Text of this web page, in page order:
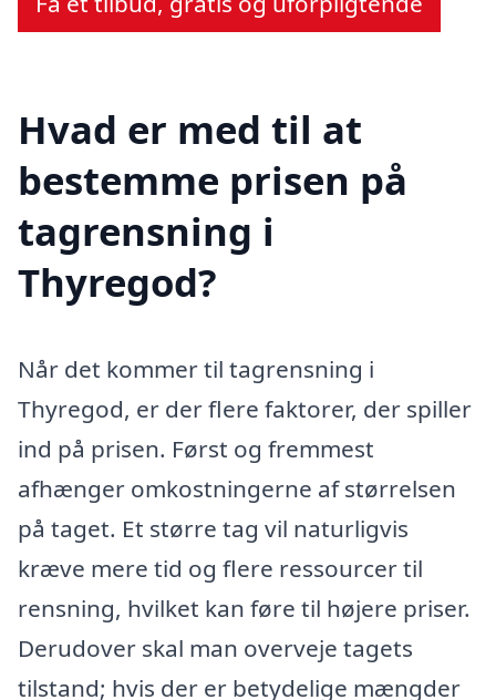
Hvad er med til at
bestemme prisen på
tagrensning i
Thyregod?
Når det kommer til tagrensning i
Thyregod, er der flere faktorer, der spiller
ind på prisen. Først og fremmest
afhænger omkostningerne af størrelsen
på taget. Et større tag vil naturligvis
kræve mere tid og flere ressourcer til
rensning, hvilket kan føre til højere priser.
Derudover skal man overveje tagets
tilstand; hvis der er betydelige mængder